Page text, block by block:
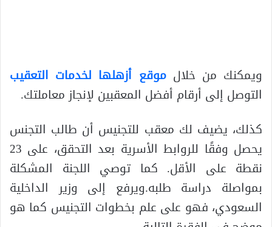
ويمكنك من خلال موقع أزهلها لخدمات التعقيب
التوصل إلى أرقام أفضل المعقبين لإنجاز معاملتك.
كذلك، يضيف لك معقب للتجنيس أن طالب التجنس
يحصل وفقًا للروابط الأسرية بعد التحقق، على 23
نقطة على الأقل. كما توصي اللجنة المشكلة
بمواصلة دراسة طلبه.ويرفع إلى وزير الداخلية
السعودي، فهو على علم بخطوات التجنيس كما هو